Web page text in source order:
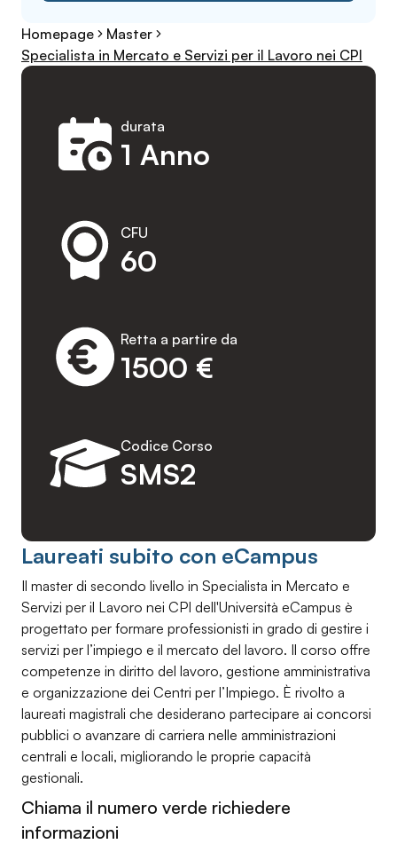
Homepage
Master
Specialista in Mercato e Servizi per il Lavoro nei CPI
1 Anno
durata
60
CFU
1500 €
Retta a partire da
SMS2
Codice Corso
Laureati subito con eCampus
Il master di secondo livello in Specialista in Mercato e
Servizi per il Lavoro nei CPI dell'Università eCampus è
progettato per formare professionisti in grado di gestire i
servizi per l’impiego e il mercato del lavoro. Il corso offre
competenze in diritto del lavoro, gestione amministrativa
e organizzazione dei Centri per l’Impiego. È rivolto a
laureati magistrali che desiderano partecipare ai concorsi
pubblici o avanzare di carriera nelle amministrazioni
centrali e locali, migliorando le proprie capacità
gestionali.
Chiama il numero verde richiedere
informazioni